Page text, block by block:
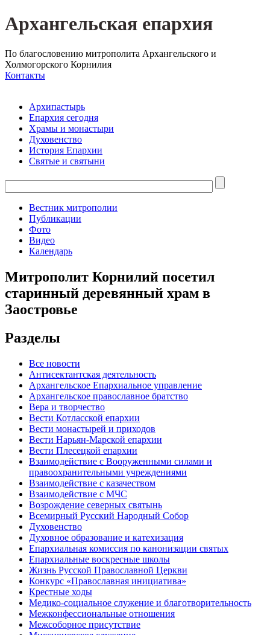
Архангельская епархия
По благословению митрополита Архангельского и
Холмогорского Корнилия
Контакты
Архипастырь
Епархия сегодня
Храмы и монастыри
Духовенство
История Епархии
Святые и святыни
Вестник митрополии
Публикации
Фото
Видео
Календарь
Митрополит Корнилий посетил
старинный деревянный храм в
Заостровье
Разделы
Все новости
Антисектантская деятельность
Архангельское Епархиальное управление
Архангельское православное братство
Вера и творчество
Вести Котласской епархии
Вести монастырей и приходов
Вести Нарьян-Марской епархии
Вести Плесецкой епархии
Взаимодействие с Вооруженными силами и
правоохранительными учреждениями
Взаимодействие с казачеством
Взаимодействие с МЧС
Возрождение северных святынь
Всемирный Русский Народный Собор
Духовенство
Духовное образование и катехизация
Епархиальная комиссия по канонизации святых
Епархиальные воскресные школы
Жизнь Русской Православной Церкви
Конкурс «Православная инициатива»
Крестные ходы
Медико-социальное служение и благотворительность
Межконфессиональные отношения
Межсоборное присутствие